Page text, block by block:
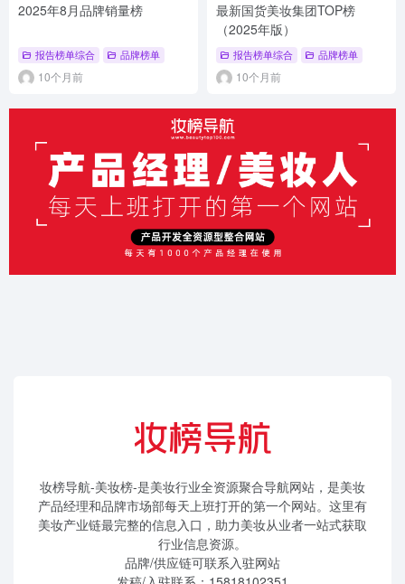
2025年8月品牌销量榜
报告榜单综合 品牌榜单
10个月前
最新国货美妆集团TOP榜
（2025年版）
报告榜单综合 品牌榜单
10个月前
妆榜导航-美妆榜-是美妆行业全资源聚合导航网站，是美妆
产品经理和品牌市场部每天上班打开的第一个网站。这里有
美妆产业链最完整的信息入口，助力美妆从业者一站式获取
行业信息资源。
品牌/供应链可联系入驻网站